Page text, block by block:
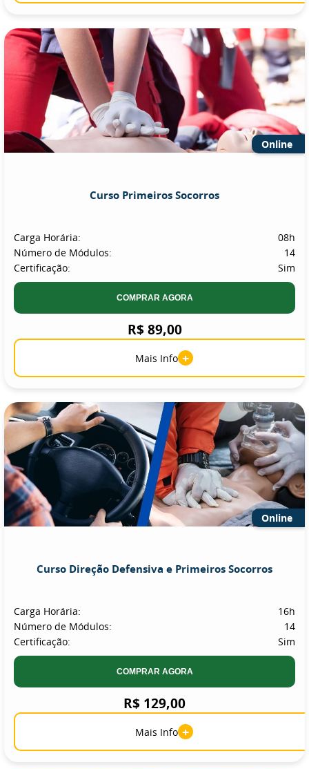
Online
Curso Primeiros Socorros
Carga Horária:
08h
Número de Módulos:
14
Certificação:
Sim
COMPRAR AGORA
R$ 89,00
Mais Info +
Online
Curso Direção Defensiva e Primeiros Socorros
Carga Horária:
16h
Número de Módulos:
14
Certificação:
Sim
COMPRAR AGORA
R$ 129,00
Mais Info +